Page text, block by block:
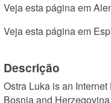
Veja esta página em
Veja esta página em
Descrição
Ostra Luka is an
Bosnia and